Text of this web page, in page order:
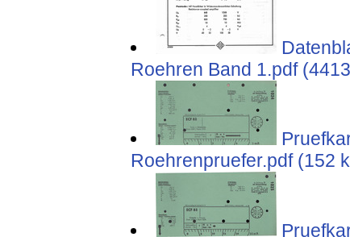
Roehren Band 1.pdf
Roehrenpruefer.pdf (152